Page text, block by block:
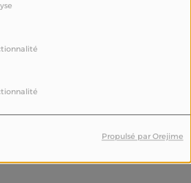
Propulsé par Orejime
Chronique de Cannes
Léos Carax